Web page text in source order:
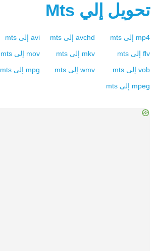
تحويل إلي Mts
mp4 إلى mts
avchd إلى mts
avi إلى mts
flv إلى mts
mkv إلى mts
mov إلى mts
vob إلى mts
wmv إلى mts
mpg إلى mts
mpeg إلى mts